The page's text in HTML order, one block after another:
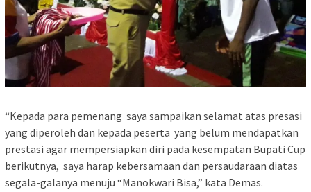
“Kepada para pemenang saya sampaikan selamat atas presasi
yang diperoleh dan kepada peserta yang belum mendapatkan
prestasi agar mempersiapkan diri pada kesempatan Bupati Cup
berikutnya, saya harap kebersamaan dan persaudaraan diatas
segala-galanya menuju “Manokwari Bisa,” kata Demas.